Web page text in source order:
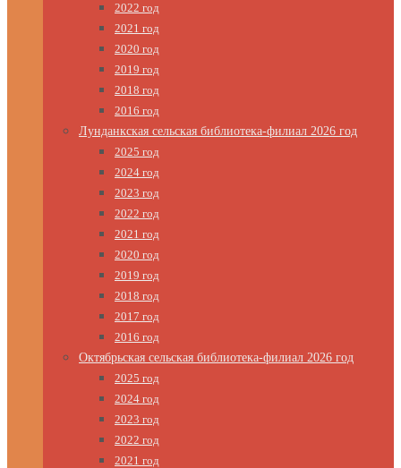
2022 год
2021 год
2020 год
2019 год
2018 год
2016 год
Лунданкская сельская библиотека-филиал 2026 год
2025 год
2024 год
2023 год
2022 год
2021 год
2020 год
2019 год
2018 год
2017 год
2016 год
Октябрьская сельская библиотека-филиал 2026 год
2025 год
2024 год
2023 год
2022 год
2021 год